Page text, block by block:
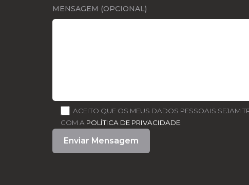
MENSAGEM (OPCIONAL)
ACEITO QUE OS MEUS DADOS PESSOAIS SEJAM
COM A POLÍTICA DE PRIVACIDADE.